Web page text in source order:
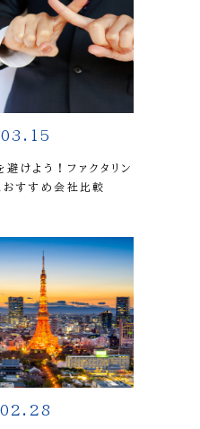
けよう！ファクタリン
おすすめ会社比較